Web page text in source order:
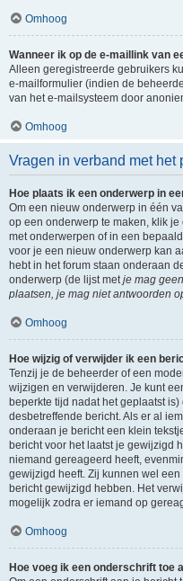
Omhoog
Wanneer ik op de e-maillink van
Alleen geregistreerde gebruikers
e-mailformulier (indien de
van het e-mailsysteem door
Omhoog
Vragen in verband met het
Hoe plaats ik een onderwerp in
Om een nieuw onderwerp in één
op een onderwerp te maken, klik
met onderwerpen of in een
voor je een nieuw onderwerp kan
hebt in het forum staan onderaan
onderwerp (de lijst metje mag
plaatsen, je mag niet antwoorden
Omhoog
Hoe wijzig of verwijder ik een
Tenzij je de beheerder of een
wijzigen en verwijderen. Je kunt
beperkte tijd nadat het geplaatst
desbetreffende bericht. Als er al
onderaan je bericht een klein
bericht voor het laatst je gewijzigd
niemand gereageerd heeft,
gewijzigd heeft. Zij kunnen wel
bericht gewijzigd hebben. Het
mogelijk zodra er iemand op
Omhoog
Hoe voeg ik een onderschrift toe